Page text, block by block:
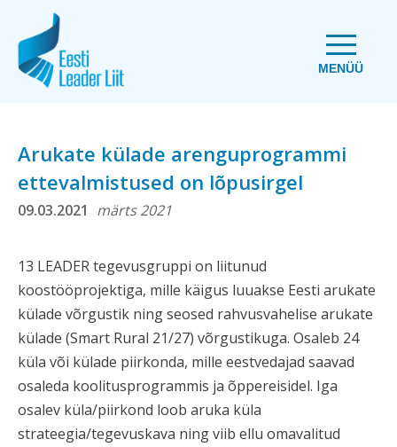
MENÜÜ
Arukate külade arenguprogrammi
ettevalmistused on lõpusirgel
09.03.2021 märts 2021
13 LEADER tegevusgruppi on liitunud
koostööprojektiga, mille käigus luuakse Eesti arukate
külade võrgustik ning seosed rahvusvahelise arukate
külade (Smart Rural 21/27) võrgustikuga. Osaleb 24
küla või külade piirkonda, mille eestvedajad saavad
osaleda koolitusprogrammis ja õppereisidel. Iga
osalev küla/piirkond loob aruka küla
strateegia/tegevuskava ning viib ellu omavalitud